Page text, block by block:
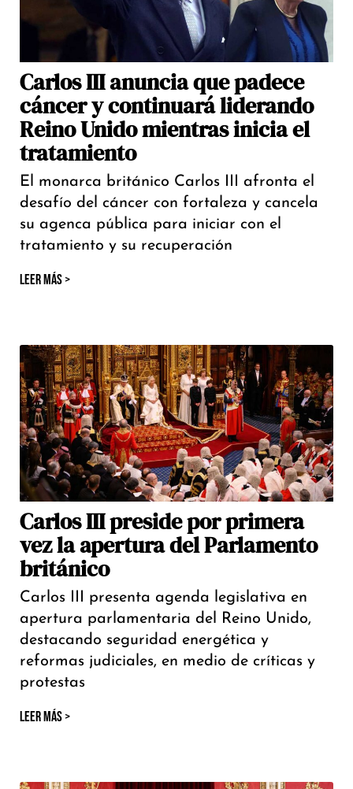
Carlos III anuncia que padece
cáncer y continuará liderando
Reino Unido mientras inicia el
tratamiento
El monarca británico Carlos III afronta el
desafío del cáncer con fortaleza y cancela
su agenca pública para iniciar con el
tratamiento y su recuperación
LEER MÁS >
Carlos III preside por primera
vez la apertura del Parlamento
británico
Carlos III presenta agenda legislativa en
apertura parlamentaria del Reino Unido,
destacando seguridad energética y
reformas judiciales, en medio de críticas y
protestas
LEER MÁS >